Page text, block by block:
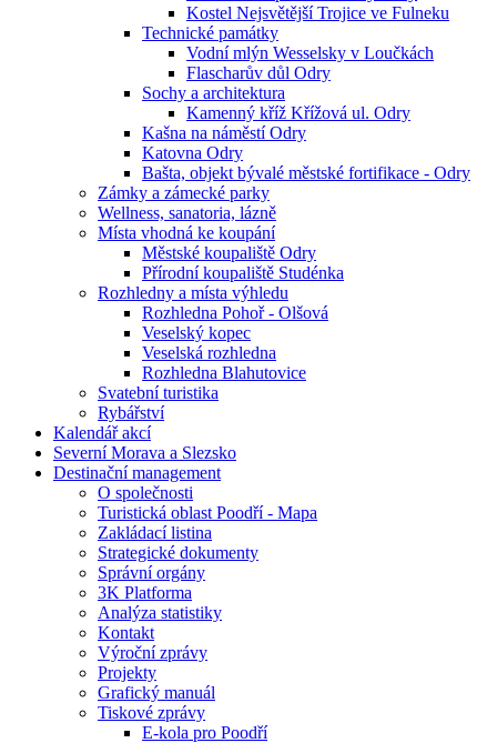
Kostel Nejsvětější Trojice ve Fulneku
Technické památky
Vodní mlýn Wesselsky v Loučkách
Flascharův důl Odry
Sochy a architektura
Kamenný kříž Křížová ul. Odry
Kašna na náměstí Odry
Katovna Odry
Bašta, objekt bývalé městské fortifikace - Odry
Zámky a zámecké parky
Wellness, sanatoria, lázně
Místa vhodná ke koupání
Městské koupaliště Odry
Přírodní koupaliště Studénka
Rozhledny a místa výhledu
Rozhledna Pohoř - Olšová
Veselský kopec
Veselská rozhledna
Rozhledna Blahutovice
Svatební turistika
Rybářství
Kalendář akcí
Severní Morava a Slezsko
Destinační management
O společnosti
Turistická oblast Poodří - Mapa
Zakládací listina
Strategické dokumenty
Správní orgány
3K Platforma
Analýza statistiky
Kontakt
Výroční zprávy
Projekty
Grafický manuál
Tiskové zprávy
E-kola pro Poodří